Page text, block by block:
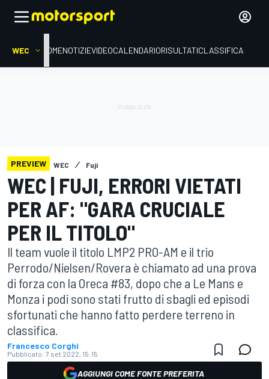
WEC HOMENOTIZIEVIDEOCALENDARIORISULTATICLASSIFICA
PREVIEW WEC Fuji
WEC | FUJI, ERRORI VIETATI
PER AF: "GARA CRUCIALE
PER IL TITOLO"
Il team vuole il titolo LMP2 PRO-AM e il trio
Perrodo/Nielsen/Rovera è chiamato ad una prova
di forza con la Oreca #83, dopo che a Le Mans e
Monza i podi sono stati frutto di sbagli ed episodi
sfortunati che hanno fatto perdere terreno in
classifica.
Francesco Corghi
Pubblicato: 7 set 2022, 15:15
AGGIUNGI COME FONTE PREFERITA